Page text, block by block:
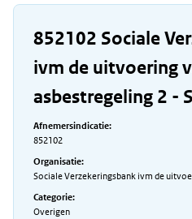
852102 Sociale
ivm de uitvoering
asbestregeling 2 -
Afnemersindicatie:
852102
Organisatie:
Sociale Verzekeringsbank ivm de
Categorie:
Overigen